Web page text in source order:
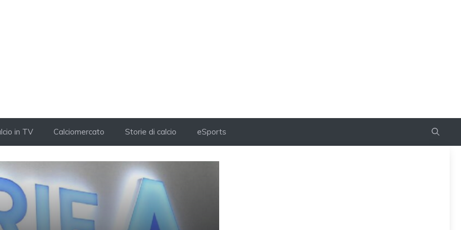
in TV Calciomercato Storie di calcio eSports